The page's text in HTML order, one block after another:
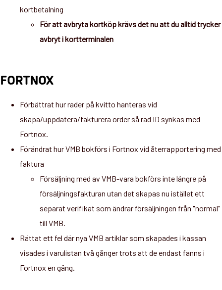
kortbetalning
För att avbryta kortköp krävs det nu att du alltid trycker
avbryt i kortterminalen
FORTNOX
Förbättrat hur rader på kvitto hanteras vid
skapa/uppdatera/fakturera order så rad ID synkas med
Fortnox.
Förändrat hur VMB bokförs i Fortnox vid återrapportering med
faktura
Försäljning med av VMB-vara bokförs inte längre på
försäljningsfakturan utan det skapas nu istället ett
separat verifikat som ändrar försäljningen från "normal"
till VMB.
Rättat ett fel där nya VMB artiklar som skapades i kassan
visades i varulistan två gånger trots att de endast fanns i
Fortnox en gång.